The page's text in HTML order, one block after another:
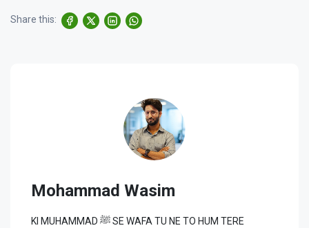
Share this:
Mohammad Wasim
KI MUHAMMAD ﷺ SE WAFA TU NE TO HUM TERE